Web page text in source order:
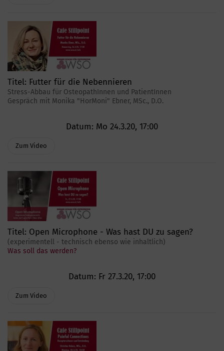
Titel: Futter für die Nebennieren
Stress-Abbau für OsteopathInnen und PatientInnen
Gespräch mit Monika "HorMoni" Ebner, MSc., D.O.
Datum: Mo 24.3.20, 17:00
Zum Video
Titel: Open Microphone - Was hast DU zu sagen?
(experimentell - technisch ebenso wie inhaltlich)
Was soll das werden?
Datum: Fr 27.3.20, 17:00
Zum Video